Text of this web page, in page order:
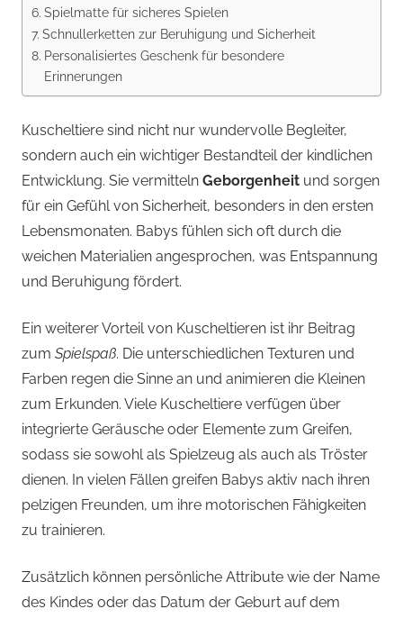
Spielmatte für sicheres Spielen
Schnullerketten zur Beruhigung und Sicherheit
Personalisiertes Geschenk für besondere
Erinnerungen
Kuscheltiere sind nicht nur wundervolle Begleiter,
sondern auch ein wichtiger Bestandteil der kindlichen
Entwicklung. Sie vermitteln Geborgenheit und sorgen
für ein Gefühl von Sicherheit, besonders in den ersten
Lebensmonaten. Babys fühlen sich oft durch die
weichen Materialien angesprochen, was Entspannung
und Beruhigung fördert.
Ein weiterer Vorteil von Kuscheltieren ist ihr Beitrag
zum Spielspaß. Die unterschiedlichen Texturen und
Farben regen die Sinne an und animieren die Kleinen
zum Erkunden. Viele Kuscheltiere verfügen über
integrierte Geräusche oder Elemente zum Greifen,
sodass sie sowohl als Spielzeug als auch als Tröster
dienen. In vielen Fällen greifen Babys aktiv nach ihren
pelzigen Freunden, um ihre motorischen Fähigkeiten
zu trainieren.
Zusätzlich können persönliche Attribute wie der Name
des Kindes oder das Datum der Geburt auf dem